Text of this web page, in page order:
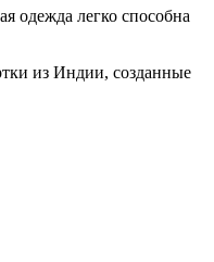
одежда легко способна
из Индии, созданные